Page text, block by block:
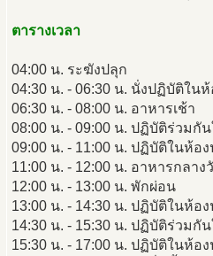
ตารางเวลา
04:00 น. ระฆังปลุก
04:30 น. - 06:30 น. นั่งปฏิบัติใ
06:30 น. - 08:00 น. อาหารเช้า
08:00 น. - 09:00 น. ปฏิบัติร่วมกั
09:00 น. - 11:00 น. ปฏิบัติในห้
11:00 น. - 12:00 น. อาหารกลาง
12:00 น. - 13:00 น. พักผ่อน
13:00 น. - 14:30 น. ปฏิบัติในห้
14:30 น. - 15:30 น. ปฏิบัติร่วมกั
15:30 น. - 17:00 น. ปฏิบัติในห้